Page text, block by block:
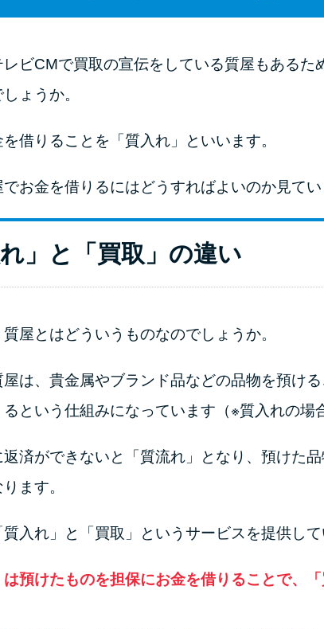
ビCMで買取の宣伝をしている質屋もある
ょうか。
借りることを「質入れ」といいます。
お金を借りるにはどうすればよいのか見てい
れ」と「買取」の違い
屋とはどういうものなのでしょうか。
は、貴金属やブランド品などの品物を預け
という仕組みになっています（※質入れの場
済ができないと「質流れ」となり、預けた
ます。
入れ」と「買取」というサービスを提供して
は預けたものを担保にお金を借りることで、